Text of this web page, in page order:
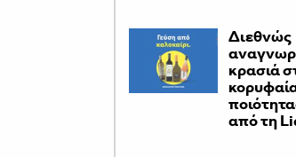
Διεθνώς
κρασιά
από τη